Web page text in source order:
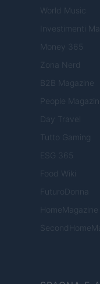
World Music
Investimenti
Money 365
Zona Nerd
B2B Magazine
People Magazine
Day Travel
Tutto Gaming
ESG 365
Food Wiki
FuturoDonna
HomeMagazine